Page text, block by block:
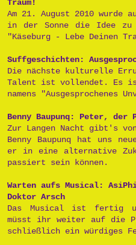
Traum!
Am 21. August 2010 wurde
in der Sonne die Idee
"Käseburg - Lebe Deinen
Suffgeschichten:
Die nächste kulturelle
Talent ist vollendet. Es ist
namens "Ausgesprochenes
Benny Baupunq: Peter, der
Zur Langen Nacht gibt's
Benny Baupunq hat uns
er in eine alternative
passiert sein können.
Warten aufs Musical:
Doktor Arsch
Das Musical ist fertig
müsst ihr weiter auf die
schließlich ein würdiges